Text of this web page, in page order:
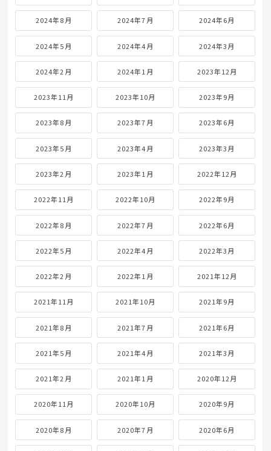
2024年8月 2024年7月 2024年6月
2024年5月 2024年4月 2024年3月
2024年2月 2024年1月 2023年12月
2023年11月 2023年10月 2023年9月
2023年8月 2023年7月 2023年6月
2023年5月 2023年4月 2023年3月
2023年2月 2023年1月 2022年12月
2022年11月 2022年10月 2022年9月
2022年8月 2022年7月 2022年6月
2022年5月 2022年4月 2022年3月
2022年2月 2022年1月 2021年12月
2021年11月 2021年10月 2021年9月
2021年8月 2021年7月 2021年6月
2021年5月 2021年4月 2021年3月
2021年2月 2021年1月 2020年12月
2020年11月 2020年10月 2020年9月
2020年8月 2020年7月 2020年6月